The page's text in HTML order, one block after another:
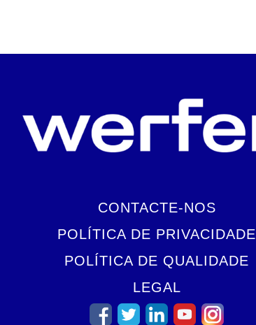
CONTACTE-NOS
POLÍTICA DE PRIVACIDADE
POLÍTICA DE QUALIDADE
LEGAL